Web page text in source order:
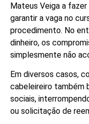
Mateus Veiga a
garantir a vaga no
procedimento. No
dinheiro, os
simplesmente não
Em diversos casos,
cabeleireiro também
sociais,
ou solicitação de